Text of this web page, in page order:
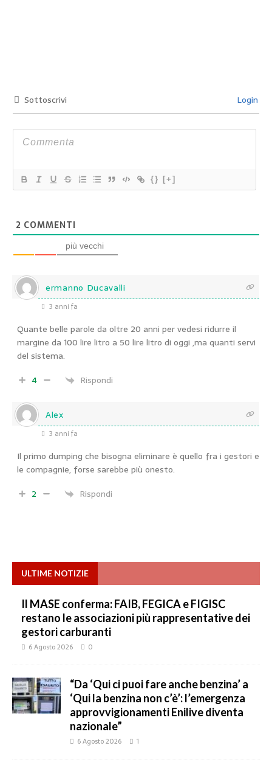
Sottoscrivi Login
{} [+]
2 COMMENTI
più vecchi
ermanno Ducavalli
3 anni fa
Quante belle parole da oltre 20 anni per vedesi ridurre il
margine da 100 lire litro a 50 lire litro di oggi ,ma quanti servi
del sistema.
4
Rispondi
Alex
3 anni fa
Il primo dumping che bisogna eliminare è quello fra i gestori e
le compagnie, forse sarebbe più onesto.
2
Rispondi
ULTIME NOTIZIE
Il MASE conferma: FAIB, FEGICA e FIGISC
restano le associazioni più rappresentative dei
gestori carburanti
6 Agosto 2026 0
“Da ‘Qui ci puoi fare anche benzina’ a
‘Qui la benzina non c’è’: l’emergenza
approvvigionamenti Enilive diventa
nazionale”
6 Agosto 2026 1